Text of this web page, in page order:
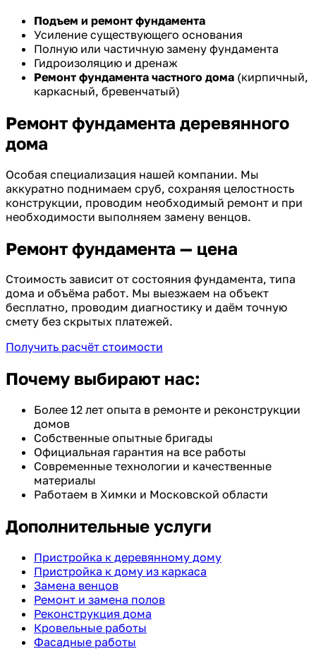
Подъем и ремонт фундамента
Усиление существующего основания
Полную или частичную замену фундамента
Гидроизоляцию и дренаж
Ремонт фундамента частного дома (кирпичный,
каркасный, бревенчатый)
Ремонт фундамента деревянного
дома
Особая специализация нашей компании. Мы
аккуратно поднимаем сруб, сохраняя целостность
конструкции, проводим необходимый ремонт и при
необходимости выполняем замену венцов.
Ремонт фундамента — цена
Стоимость зависит от состояния фундамента, типа
дома и объёма работ. Мы выезжаем на объект
бесплатно, проводим диагностику и даём точную
смету без скрытых платежей.
Получить расчёт стоимости
Почему выбирают нас:
Более 12 лет опыта в ремонте и реконструкции
домов
Собственные опытные бригады
Официальная гарантия на все работы
Современные технологии и качественные
материалы
Работаем в Химки и Московской области
Дополнительные услуги
Пристройка к деревянному дому
Пристройка к дому из каркаса
Замена венцов
Ремонт и замена полов
Реконструкция дома
Кровельные работы
Фасадные работы